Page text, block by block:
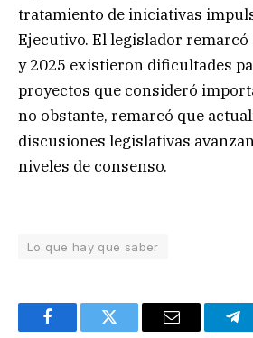
tratamiento de iniciativas
Ejecutivo. El legislador
y 2025 existieron dificultades
proyectos que consideró
no obstante, remarcó que
discusiones legislativas
niveles de consenso.
Lo que hay que saber
FacebookTwitter Email